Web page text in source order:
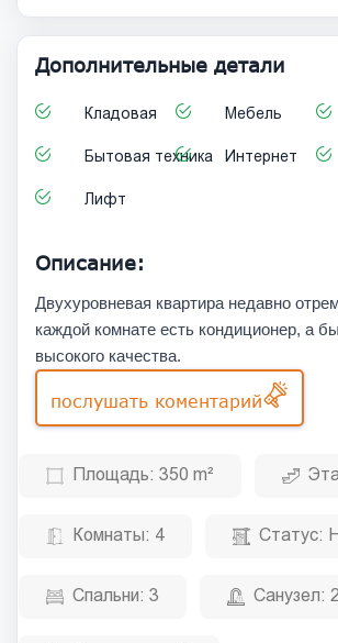
Дополнительные детали
Кладовая Мебель
Бытовая техника Интернет
Лифт
Описание:
Двухуровневая квартира недавно
каждой комнате есть кондиционер, а
высокого качества.
послушать коментарий
Площадь: 350 m²
Комнаты: 4 Статус:
Спальни: 3 Санузел: 2